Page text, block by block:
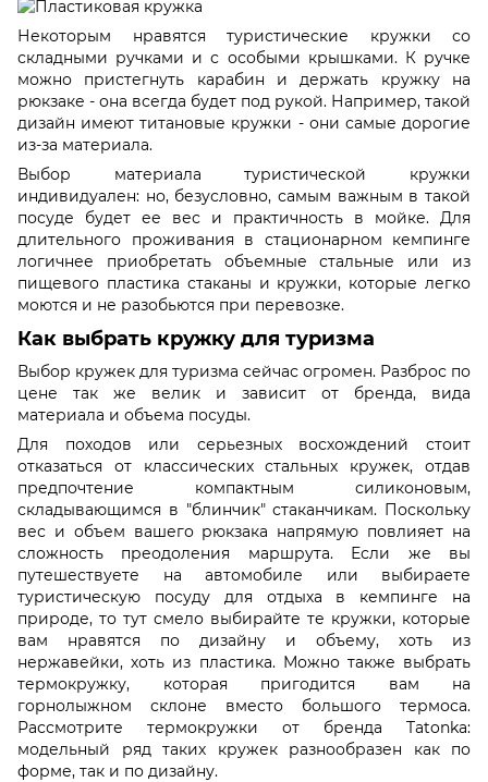
Некоторым нравятся туристические кружки со
складными ручками и с особыми крышками. К ручке
можно пристегнуть карабин и держать кружку на
рюкзаке - она всегда будет под рукой. Например, такой
дизайн имеют титановые кружки - они самые дорогие
из-за материала.
Выбор материала туристической кружки
индивидуален: но, безусловно, самым важным в такой
посуде будет ее вес и практичность в мойке. Для
длительного проживания в стационарном кемпинге
логичнее приобретать объемные стальные или из
пищевого пластика стаканы и кружки, которые легко
моются и не разобьются при перевозке.
Как выбрать кружку для туризма
Выбор кружек для туризма сейчас огромен. Разброс по
цене так же велик и зависит от бренда, вида
материала и объема посуды.
Для походов или серьезных восхождений стоит
отказаться от классических стальных кружек, отдав
предпочтение компактным силиконовым,
складывающимся в "блинчик" стаканчикам. Поскольку
вес и объем вашего рюкзака напрямую повлияет на
сложность преодоления маршрута. Если же вы
путешествуете на автомобиле или выбираете
туристическую посуду для отдыха в кемпинге на
природе, то тут смело выбирайте те кружки, которые
вам нравятся по дизайну и объему, хоть из
нержавейки, хоть из пластика. Можно также выбрать
термокружку, которая пригодится вам на
горнолыжном склоне вместо большого термоса.
Рассмотрите термокружки от бренда Tatonka:
модельный ряд таких кружек разнообразен как по
форме, так и по дизайну.